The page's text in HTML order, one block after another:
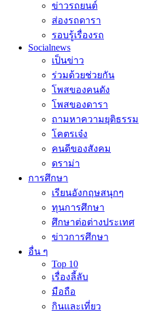
ข่าวรถยนต์
ส่องรถดารา
รอบรู้เรื่องรถ
Socialnews
เป็นข่าว
ร่วมด้วยช่วยกัน
โพสของคนดัง
โพสของดารา
ถามหาความยุติธรรม
โคตรเจ๋ง
คนดีของสังคม
ดราม่า
การศึกษา
เรียนอังกฤษสนุกๆ
ทุนการศึกษา
ศึกษาต่อต่างประเทศ
ข่าวการศึกษา
อื่น ๆ
Top 10
เรื่องลี้ลับ
มือถือ
กินและเที่ยว